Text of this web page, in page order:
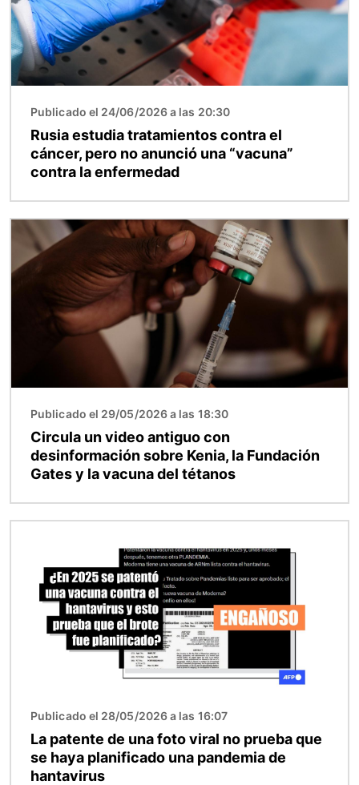
Publicado el 24/06/2026 a las 20:30
Rusia estudia tratamientos contra el
cáncer, pero no anunció una “vacuna”
contra la enfermedad
Imagen
Publicado el 29/05/2026 a las 18:30
Circula un video antiguo con
desinformación sobre Kenia, la Fundación
Gates y la vacuna del tétanos
Publicado el 28/05/2026 a las 16:07
La patente de una foto viral no prueba que
se haya planificado una pandemia de
hantavirus